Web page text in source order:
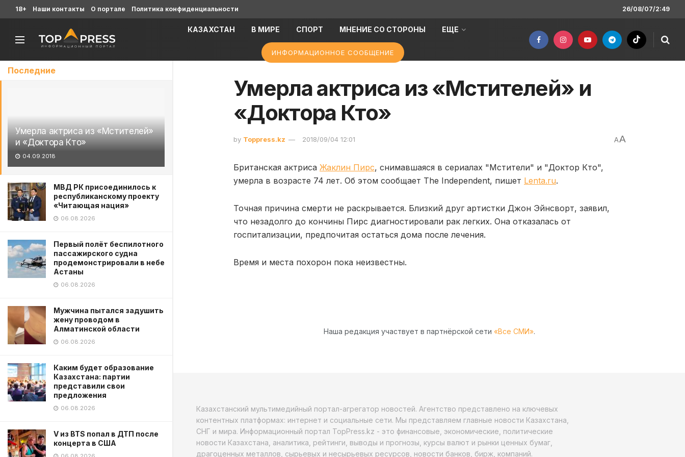
Последние
Умерла актриса из «Мстителей»
и «Доктора Кто»
04.09.2018
МВД РК присоединилось к
республиканскому проекту
«Читающая нация»
06.08.2026
Первый полёт беспилотного
пассажирского судна
продемонстрировали в небе
Астаны
06.08.2026
Мужчина пытался задушить
жену проводом в
Алматинской области
06.08.2026
Каким будет образование
Казахстана: партии
представили свои
предложения
06.08.2026
V из BTS попал в ДТП после
концерта в США
18+ Наши контакты О портале Политика конфиденциальности 26/08/07/2:49
КАЗАХСТАН В МИРЕ СПОРТ МНЕНИЕ СО СТОРОНЫ ЕЩЕ
ИНФОРМАЦИОННОЕ СООБЩЕНИЕ
Умерла актриса из «Мстителей» и
«Доктора Кто»
by Toppress.kz 2018/09/04 12:01 AA
Британская актриса Жаклин Пирс, снимавшаяся в сериалах "Мстители" и "Доктор Кто",
умерла в возрасте 74 лет. Об этом сообщает The Independent, пишет Lenta.ru.
Точная причина смерти не раскрывается. Близкий друг артистки Джон Эйнсворт, заявил,
что незадолго до кончины Пирс диагностировали рак легких. Она отказалась от
госпитализации, предпочитая остаться дома после лечения.
Время и места похорон пока неизвестны.
Наша редакция участвует в партнёрской сети «Все СМИ».
Казахстанский мультимедийный портал-агрегатор новостей. Агентство представлено на ключевых
контентных платформах: интернет и социальные сети. Мы представляем главные новости Казахстана,
СНГ и мира. Информационный портал TopPress.kz - это финансовые, экономические, политические
новости Казахстана, аналитика, рейтинги, выводы и прогнозы, курсы валют и рынки ценных бумаг,
драгоценных металлов, сырьевых и несырьевых ресурсов, новости банков, бирж, компаний.